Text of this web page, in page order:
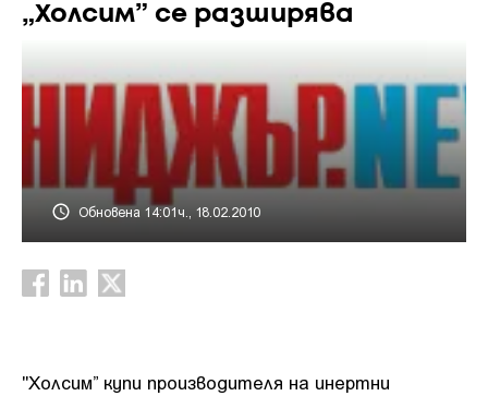
„Холсим” се разширява
Обновена 14:01ч., 18.02.2010
"Холсим” купи производителя на инертни